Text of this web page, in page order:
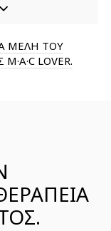
ΜΕΛΗ ΤΟΥ
LOVER.